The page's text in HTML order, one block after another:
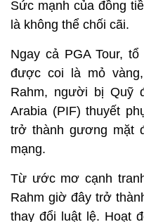
Sức mạnh của đồng
là không thể chối cãi.
Ngay cả PGA Tour,
được coi là mỏ
Rahm, người bị Quỹ
Arabia (PIF) thuyết
trở thành gương mặt
mạng.
Từ ước mơ cạnh
Rahm giờ đây trở
thay đổi luật lệ. Hoạt